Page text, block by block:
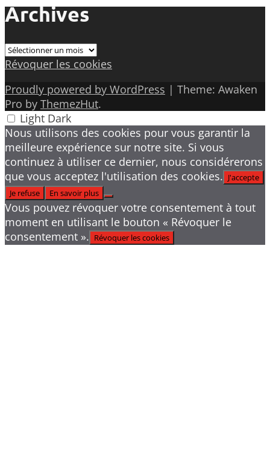
Archives
Archives
Révoquer les cookies
Proudly powered by WordPress | Theme: Awaken
Pro by ThemezHut.
Light Dark
Nous utilisons des cookies pour vous garantir la
meilleure expérience sur notre site. Si vous
continuez à utiliser ce dernier, nous considérerons
que vous acceptez l'utilisation des cookies. J'accepte
Je refuse
En savoir plus
Vous pouvez révoquer votre consentement à tout
moment en utilisant le bouton « Révoquer le
consentement ». Révoquer les cookies